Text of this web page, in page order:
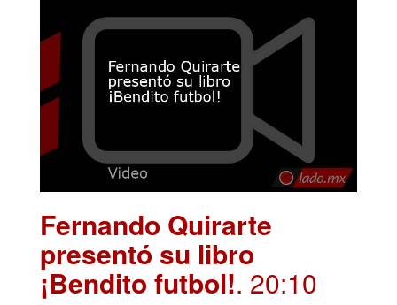
Fernando Quirarte
presentó su libro
¡Bendito futbol!. 20:10